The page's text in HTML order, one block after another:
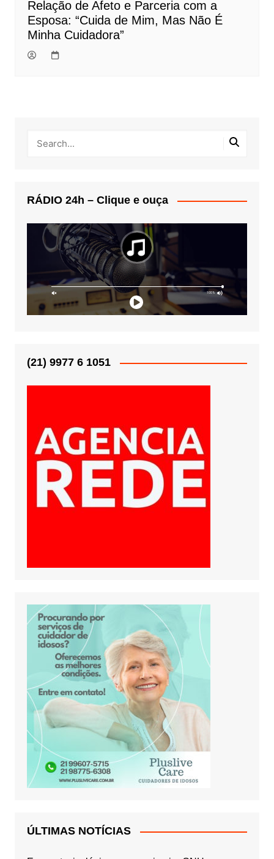
Relação de Afeto e Parceria com a
Esposa: “Cuida de Mim, Mas Não É
Minha Cuidadora”
RÁDIO 24h – Clique e ouça
(21) 9977 6 1051
ÚLTIMAS NOTÍCIAS